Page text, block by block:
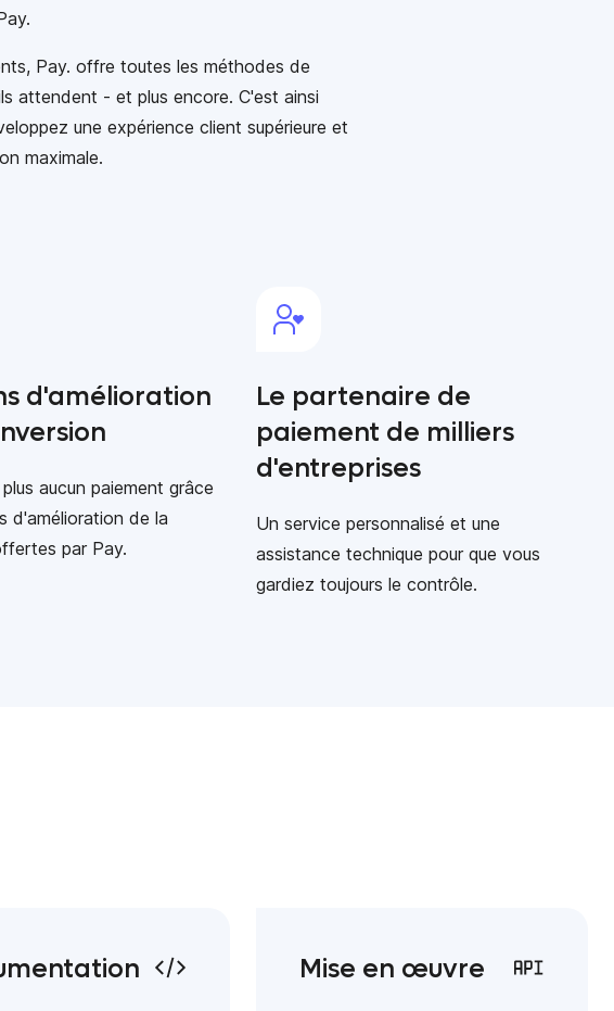
Pay. offre toutes les méthodes de
attendent - et plus encore. C'est ainsi
une expérience client supérieure et
maximale.
d'amélioration
aucun paiement grâce
d'amélioration de la
par Pay.
Le partenaire de
paiement de milliers
d'entreprises
Un service personnalisé et une
assistance technique pour que vous
gardiez toujours le contrôle.
Mise en œuvre